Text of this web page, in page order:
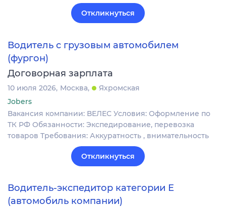
Откликнуться
Водитель с грузовым автомобилем
(фургон)
Договорная зарплата
10 июля 2026 Москва
Яхромская
Jobers
Вакансия компании: ВЕЛЕС Условия: Оформление по
ТК РФ Обязанности: Экспедирование, перевозка
товаров Требования: Аккуратность , внимательность
Откликнуться
Водитель-экспедитор категории Е
(автомобиль компании)